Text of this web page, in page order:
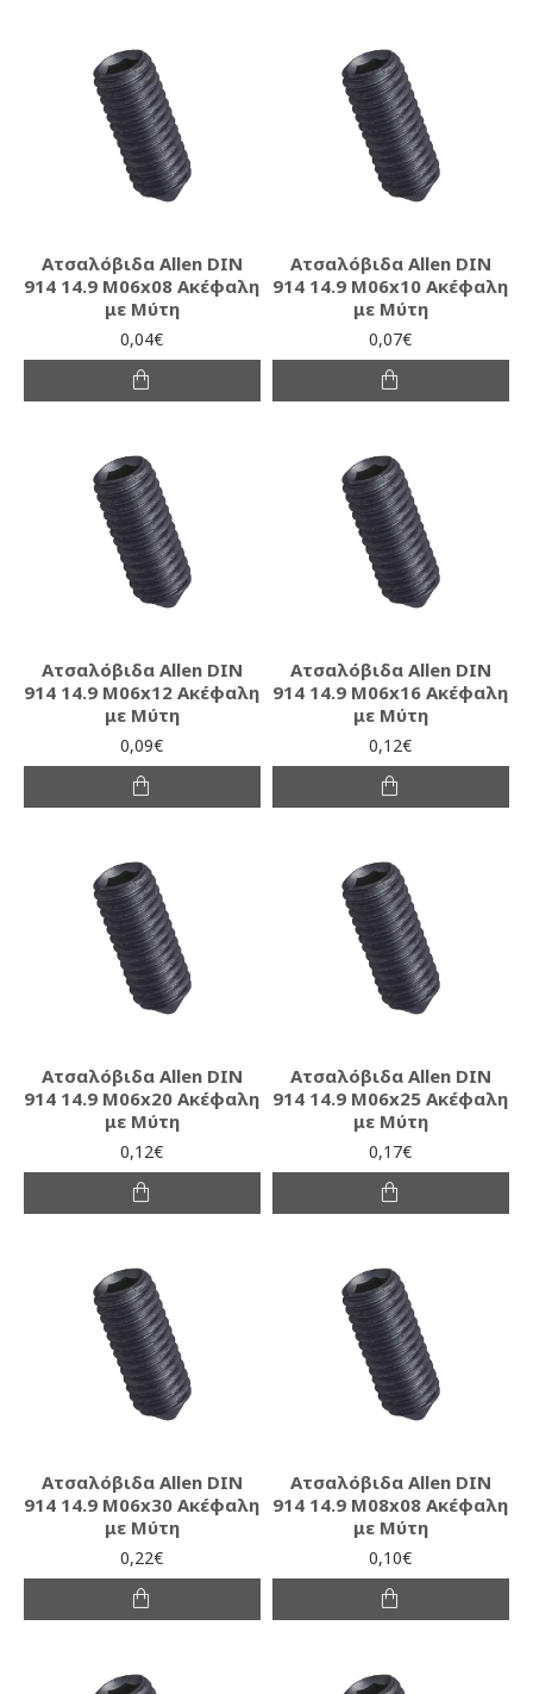
Ατσαλόβιδα Allen DIN
914 14.9 M06x08 Ακέφαλη
με Μύτη
0,04€
Ατσαλόβιδα Allen DIN
914 14.9 M06x10 Ακέφαλη
με Μύτη
0,07€
Ατσαλόβιδα Allen DIN
914 14.9 M06x12 Ακέφαλη
με Μύτη
0,09€
Ατσαλόβιδα Allen DIN
914 14.9 M06x16 Ακέφαλη
με Μύτη
0,12€
Ατσαλόβιδα Allen DIN
914 14.9 M06x20 Ακέφαλη
με Μύτη
0,12€
Ατσαλόβιδα Allen DIN
914 14.9 M06x25 Ακέφαλη
με Μύτη
0,17€
Ατσαλόβιδα Allen DIN
914 14.9 M06x30 Ακέφαλη
με Μύτη
0,22€
Ατσαλόβιδα Allen DIN
914 14.9 M08x08 Ακέφαλη
με Μύτη
0,10€